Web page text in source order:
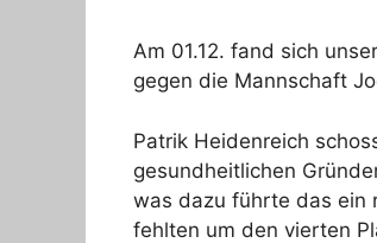
Am 01.12. fand sich
gegen die Mannschaft
Patrik Heidenreich
gesundheitlichen
was dazu führte das ein
fehlten um den vierten